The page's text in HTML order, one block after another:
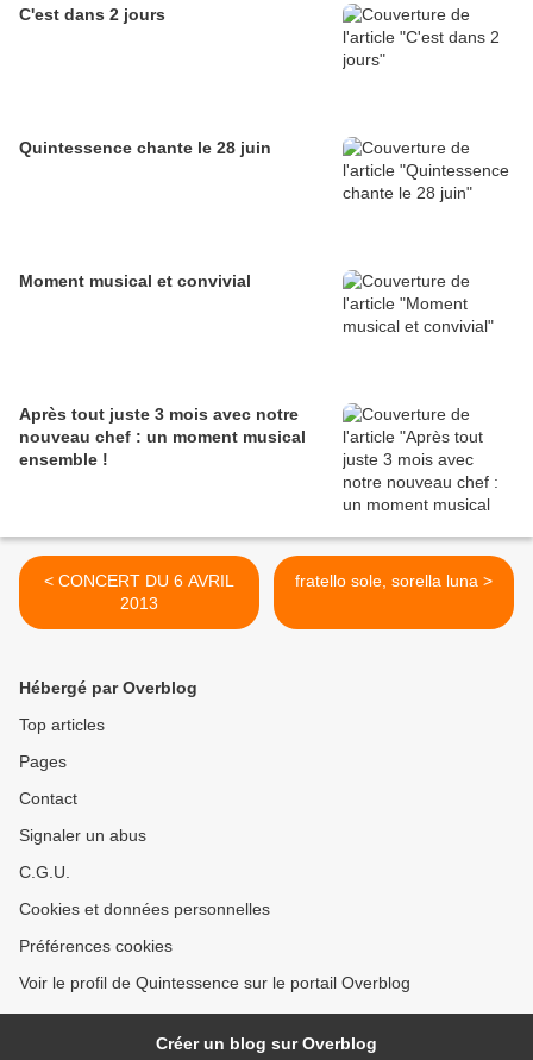
C'est dans 2 jours
Quintessence chante le 28 juin
Moment musical et convivial
Après tout juste 3 mois avec notre
nouveau chef : un moment musical
ensemble !
< CONCERT DU 6 AVRIL
2013
fratello sole, sorella luna >
Hébergé par Overblog
Top articles
Pages
Contact
Signaler un abus
C.G.U.
Cookies et données personnelles
Préférences cookies
Voir le profil de Quintessence sur le portail Overblog
Créer un blog sur Overblog